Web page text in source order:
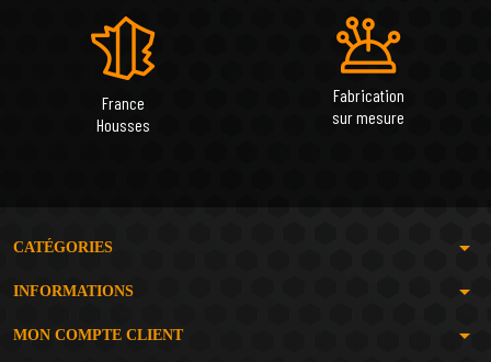
France
Housses
Fabrication
sur mesure
CATÉGORIES arrow_drop_down
INFORMATIONS arrow_drop_down
MON COMPTE CLIENT arrow_drop_down